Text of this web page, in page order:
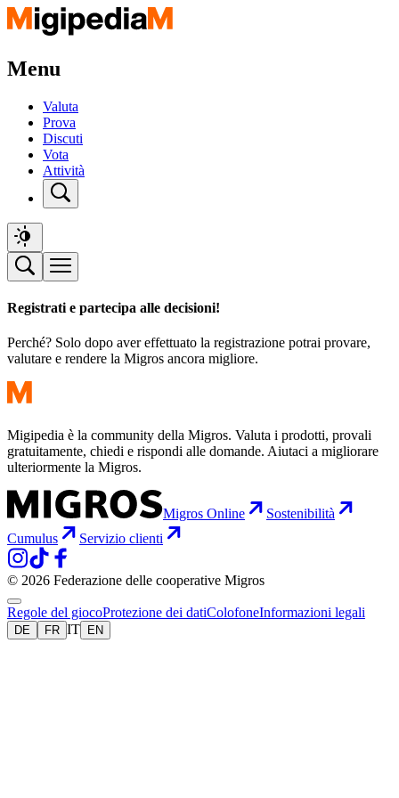
Menu
Valuta
Prova
Discuti
Vota
Attività
Registrati e partecipa alle decisioni!
Perché? Solo dopo aver effettuato la registrazione potrai provare,
valutare e rendere la Migros ancora migliore.
Migipedia è la community della Migros. Valuta i prodotti, provali
gratuitamente, chiedi e rispondi alle domande. Aiutaci a migliorare
ulteriormente la Migros.
Migros Online
Sostenibilità
Cumulus
Servizio clienti
© 2026 Federazione delle cooperative Migros
Regole del giocoProtezione dei datiColofoneInformazioni legali
DE FR IT EN